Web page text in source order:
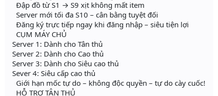
Đập đồ từ S1 → S9 xịt không mất item
Server mới tối đa S10 – cân bằng tuyệt đối
Đăng ký trực tiếp ngay khi đăng nhập – siêu tiện lợi
CỤM MÁY CHỦ
Server 1: Dành cho Tân thủ
Server 2: Dành cho Cao thủ
Server 3: Dành cho Siêu cao thủ
Sever 4: Siêu cấp cao thủ
Giới hạn mốc tự do – không độc quyền – tự do cày cuốc!
HỖ TRỢ TÂN THỦ